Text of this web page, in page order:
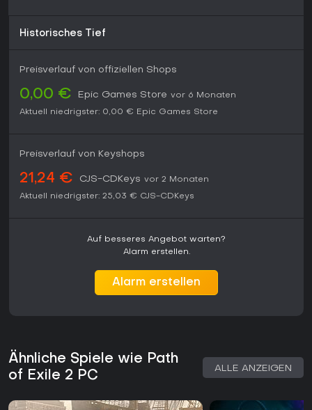
Historisches Tief
Preisverlauf von offiziellen Shops
0,00 € Epic Games Store vor 6 Monaten
Aktuell niedrigster: 0,00 € Epic Games Store
Preisverlauf von Keyshops
21,24 € CJS-CDKeys vor 2 Monaten
Aktuell niedrigster: 25,03 € CJS-CDKeys
Auf besseres Angebot warten?
Alarm erstellen.
Alarm erstellen
Ähnliche Spiele wie Path
of Exile 2 PC
ALLE ANZEIGEN